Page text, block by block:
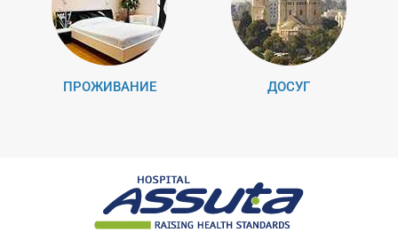
ПРОЖИВАНИЕ ДОСУГ